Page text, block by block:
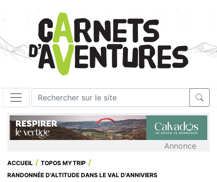
Annonce
ACCUEIL
TOPOS MYTRIP
RANDONNÉE D'ALTITUDE DANS LE VAL D'ANNIVIERS